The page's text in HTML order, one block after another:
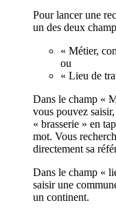
Pour lancer une
un des deux
« Métier,
ou
« Lieu de
Dans le champ «
vous pouvez
« brasserie » en
mot. Vous
directement sa
Dans le champ «
saisir une
un continent.